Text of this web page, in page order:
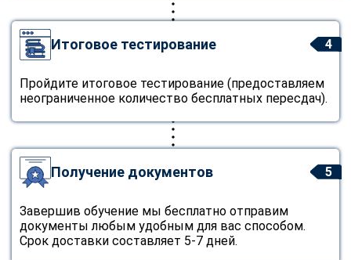
4
Итоговое тестирование
Пройдите итоговое тестирование (предоставляем
неограниченное количество бесплатных пересдач).
5
Получение документов
Завершив обучение мы бесплатно отправим
документы любым удобным для вас способом.
Срок доставки составляет 5-7 дней.